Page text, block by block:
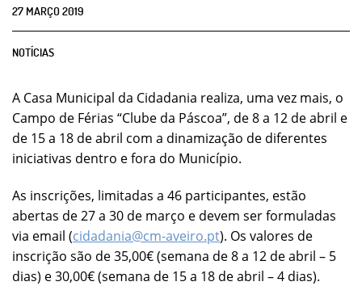
27 MARÇO2019
NOTÍCIAS
A Casa Municipal da Cidadania realiza, uma vez mais, o
Campo de Férias “Clube da Páscoa”, de 8 a 12 de abril e
de 15 a 18 de abril com a dinamização de diferentes
iniciativas dentro e fora do Município.
As inscrições, limitadas a 46 participantes, estão
abertas de 27 a 30 de março e devem ser formuladas
via email (cidadania@cm-aveiro.pt). Os valores de
inscrição são de 35,00€ (semana de 8 a 12 de abril – 5
dias) e 30,00€ (semana de 15 a 18 de abril – 4 dias).